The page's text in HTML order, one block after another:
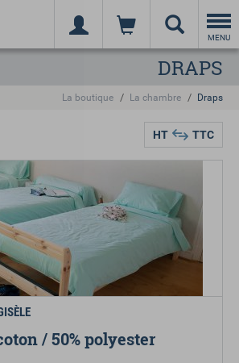
MENU
DRAPS
La boutique La chambre Draps
HT TTC
/ 50% polyester